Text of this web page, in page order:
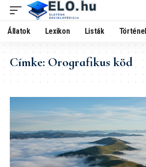
Állatok Lexikon Listák
Címke:Orografikus köd